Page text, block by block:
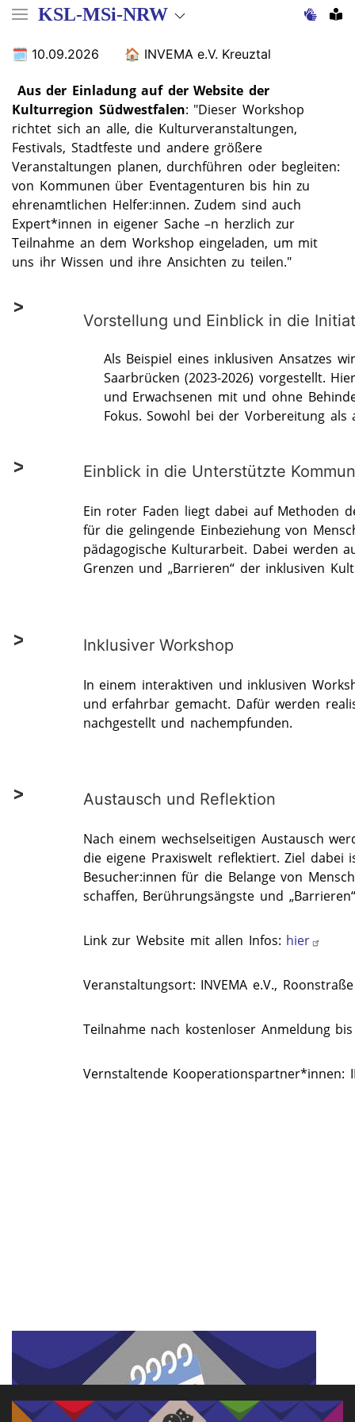
Direkt
Inhalt
KSL-MSi-NRW
10.09.2026 INVEMA e.V. Kreuztal
Aus der Einladung auf der Website der
Kulturregion Südwestfalen: "Dieser Workshop
richtet sich an alle, die Kulturveranstaltungen,
Festivals, Stadtfeste und andere größere
Veranstaltungen planen, durchführen oder begleiten:
von Kommunen über Eventagenturen bis hin zu
ehrenamtlichen Helfer:innen. Zudem sind auch
Expert*innen in eigener Sache –n herzlich zur
Teilnahme an dem Workshop eingeladen, um mit
uns ihr Wissen und ihre Ansichten zu teilen."
Vorstellung und Einblick in die
Als Beispiel eines inklusiven Ansatzes
Saarbrücken (2023-2026) vorgestellt.
und Erwachsenen mit und ohne
Fokus. Sowohl bei der Vorbereitung
Einblick in die Unterstützte
Ein roter Faden liegt dabei auf Methoden
für die gelingende Einbeziehung von
pädagogische Kulturarbeit. Dabei werden
Grenzen und „Barrieren“ der inklusiven
Inklusiver Workshop
In einem interaktiven und inklusiven
und erfahrbar gemacht. Dafür werden
nachgestellt und nachempfunden.
Austausch und Reflektion
Nach einem wechselseitigen Austausch
die eigene Praxiswelt reflektiert. Ziel dabei
Besucher:innen für die Belange von
schaffen, Berührungsängste und
Link zur Website mit allen Infos: hier
Veranstaltungsort: INVEMA e.V.,
Teilnahme nach kostenloser Anmeldung
Vernstaltende Kooperationspartner*innen: